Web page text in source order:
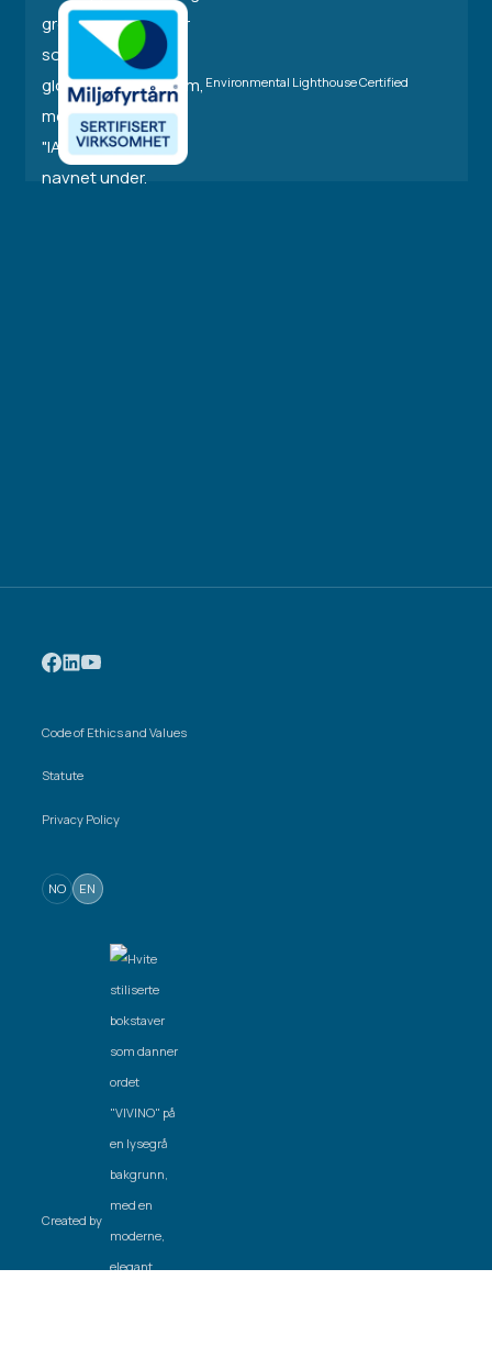
Environmental Lighthouse Certified
Code of Ethics and Values
Statute
Privacy Policy
NO EN
Created by